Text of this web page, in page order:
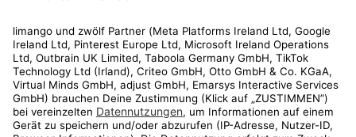
Kundenservice
Shop
Aktionen